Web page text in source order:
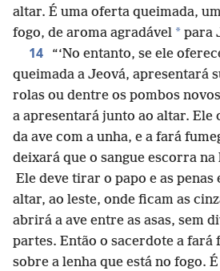
altar. É uma oferta queimada,
fogo, de aroma agradável * para
14
“‘No entanto, se ele
queimada a Jeová, apresentará
rolas ou dentre os pombos
a apresentará junto ao altar. Ele
da ave com a unha, e a fará
deixará que o sangue escorra
Ele deve tirar o papo e as penas
altar, ao leste, onde ficam as
abrirá a ave entre as asas, sem
partes. Então o sacerdote a fará
sobre a lenha que está no fogo.